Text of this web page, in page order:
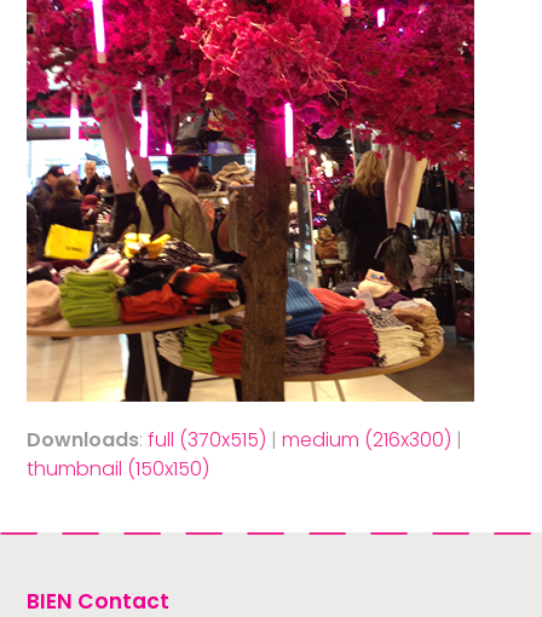
Downloads:full (370x515) |medium (216x300) |
thumbnail (150x150)
BIEN Contact